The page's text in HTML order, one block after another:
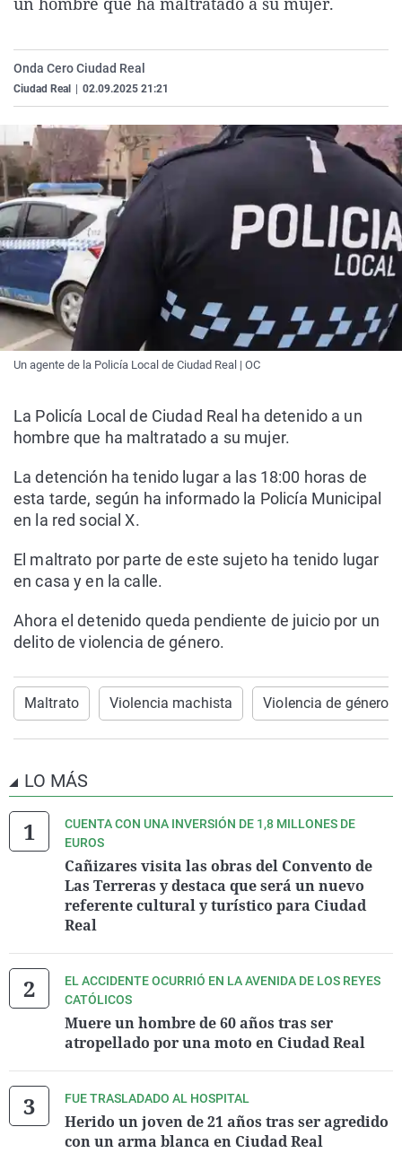
La rosa de los vientos
Gente viajera
Caso
Retornados
Operación Viuda
Extremadura
Galicia
Navarra
País Vasco
Virales
Televisión
Onda Cero Ciudad Real
Ciudad Real 02.09.2025 21:21
Un agente de la Policía Local de Ciudad Real | OC
La Policía Local de Ciudad Real ha detenido a un
hombre que ha maltratado a su mujer.
La detención ha tenido lugar a las 18:00 horas de
esta tarde, según ha informado la Policía Municipal
en la red social X.
El maltrato por parte de este sujeto ha tenido lugar
en casa y en la calle.
Ahora el detenido queda pendiente de juicio por un
delito de violencia de género.
Maltrato Violencia machista Violencia de género
LO MÁS
CUENTA CON UNA INVERSIÓN DE 1,8 MILLONES DE
EUROS
Cañizares visita las obras del Convento de
Las Terreras y destaca que será un nuevo
referente cultural y turístico para Ciudad
Real
EL ACCIDENTE OCURRIÓ EN LA AVENIDA DE LOS REYES
CATÓLICOS
Muere un hombre de 60 años tras ser
atropellado por una moto en Ciudad Real
FUE TRASLADADO AL HOSPITAL
Herido un joven de 21 años tras ser agredido
con un arma blanca en Ciudad Real